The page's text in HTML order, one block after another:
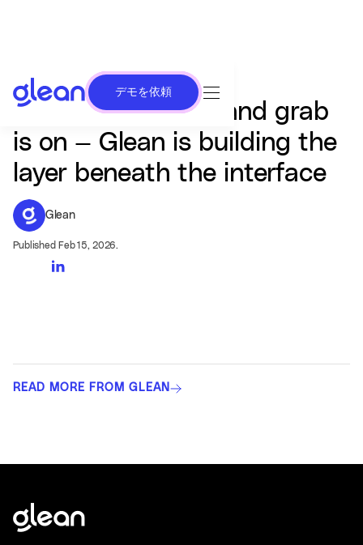
デモを依頼
The enterprise AI land grab
is on — Glean is building the
layer beneath the interface
Glean
Published Feb 15, 2026.
READ MORE FROM GLEAN